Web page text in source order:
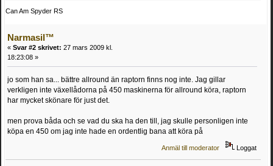
Can Am Spyder RS
Narmasil™
« Svar #2 skrivet: 27 mars 2009 kl.
18:23:08 »
jo som han sa... bättre allround än raptorn finns nog inte. Jag gillar
verkligen inte växellådorna på 450 maskinerna för allround köra, raptorn
har mycket skönare för just det.
men prova båda och se vad du ska ha den till, jag skulle personligen inte
köpa en 450 om jag inte hade en ordentlig bana att köra på
Anmäl till moderator Loggat